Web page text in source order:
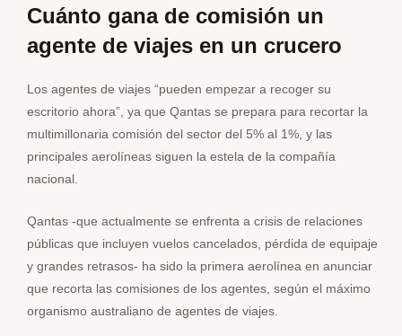
Cuánto gana de comisión un
agente de viajes en un crucero
Los agentes de viajes “pueden empezar a recoger su
escritorio ahora”, ya que Qantas se prepara para recortar la
multimillonaria comisión del sector del 5% al 1%, y las
principales aerolíneas siguen la estela de la compañía
nacional.
Qantas -que actualmente se enfrenta a crisis de relaciones
públicas que incluyen vuelos cancelados, pérdida de equipaje
y grandes retrasos- ha sido la primera aerolínea en anunciar
que recorta las comisiones de los agentes, según el máximo
organismo australiano de agentes de viajes.